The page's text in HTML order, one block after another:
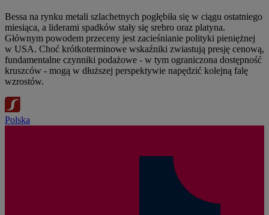
Bessa na rynku metali szlachetnych pogłębiła się w ciągu ostatniego
miesiąca, a liderami spadków stały się srebro oraz platyna.
Głównym powodem przeceny jest zacieśnianie polityki pieniężnej
w USA. Choć krótkoterminowe wskaźniki zwiastują presję cenową,
fundamentalne czynniki podażowe - w tym ograniczona dostępność
kruszców - mogą w dłuższej perspektywie napędzić kolejną falę
wzrostów.
Polska